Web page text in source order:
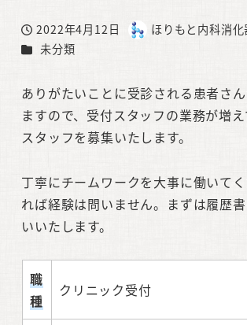
投稿日
2022年4月12日
著
ほりもと内科消
カテゴリー
未分類
ありがたいことに受診される患者さ
ますので、受付スタッフの業務が増
スタッフを募集いたします。
丁寧にチームワークを大事に働いて
れば経験は問いません。まずは履歴
いいたします。
職
種
クリニック受付